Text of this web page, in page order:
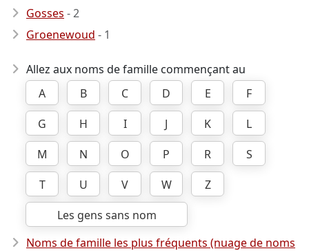
Gosses - 2
Groenewoud - 1
Allez aux noms de famille commençant au
A
B C D E
F
G
H I J K
L
M
N O P R
S
T
U V W
Z
Les gens sans nom
Noms de famille les plus fréquents (nuage de noms